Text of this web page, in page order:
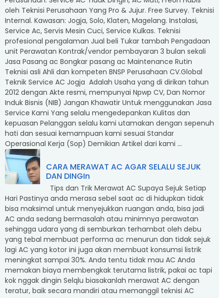
oleh Teknisi Perusahaan Yang Pro & Jujur. Free Survey. Teknisi
Internal. Kawasan: Jogja, Solo, Klaten, Magelang. Instalasi,
Service Ac, Servis Mesin Cuci, Service Kulkas. Teknisi
profesional pengalaman Jual beli Tukar tambah Pengadaan
unit Perawatan Kontrak/vendor pembayaran 3 bulan sekali
Jasa Pasang ac Bongkar pasang ac Maintenance Rutin
Teknisi asli Ahli dan kompeten BNSP Perusahaan CV.Global
Teknik Service AC Jogja Adalah Usaha yang di dirikan tahun
2012 dengan Akte resmi, mempunyai Npwp CV, Dan Nomor
Induk Bisnis (NIB) Jangan Khawatir Untuk menggunakan Jasa
Service Kami Yang selalu mengedepankan Kulitas dan
kepuasan Pelanggan selalu kami utamakan dengan sepenuh
hati dan sesuai kemampuan kami sesuai Standar
Operasional Kerja (Sop) Demikian Artikel dari kami ...
CARA MERAWAT AC AGAR SELALU SEJUK
DAN DINGIn
Tips dan Trik Merawat AC Supaya Sejuk Setiap
Hari Pastinya anda merasa sebel saat ac di hidupkan tidak
bisa maksimal untuk menyejukkan ruangan anda, bisa jadi
AC anda sedang bermasalah atau minimnya perawatan
sehingga udara yang di semburkan terhambat oleh debu
yang tebal membuat performa ac menurun dan tidak sejuk
lagi AC yang kotor ini juga akan membuat konsumsi listrik
meningkat sampai 30%. Anda tentu tidak mau AC Anda
memakan biaya membengkak terutama listrik, pakai ac tapi
kok nggak dingin Selqlu biasakanlah merawat AC dengan
teratur, baik secara mandiri atau memanggil teknisi AC